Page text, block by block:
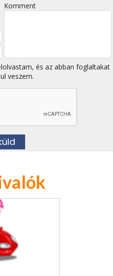
Komment
és az abban foglaltakat
veszem.